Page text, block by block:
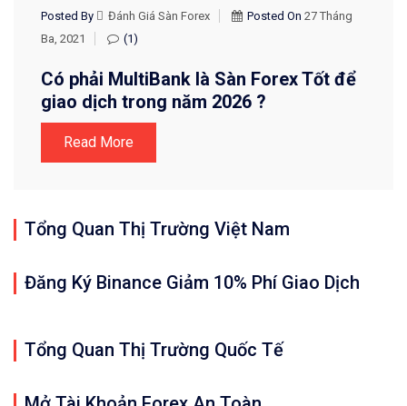
Posted By Đánh Giá Sàn Forex Posted On 27 Tháng
Ba, 2021
(1)
Có phải MultiBank là Sàn Forex Tốt để
giao dịch trong năm 2026 ?
Read More
Tổng Quan Thị Trường Việt Nam
Đăng Ký Binance Giảm 10% Phí Giao Dịch
Tổng Quan Thị Trường Quốc Tế